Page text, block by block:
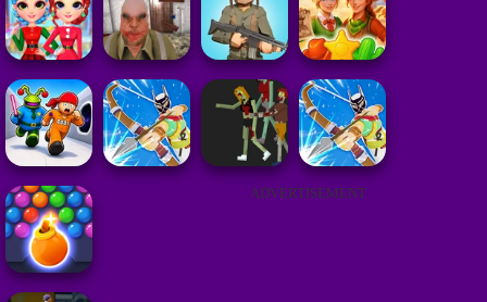
ADVERTISEMENT